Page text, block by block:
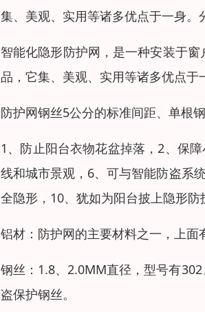
集、美观、实用等诸多优点于一身。
智能化隐形防护网，是一种安装于
品，它集、美观、实用等诸多优点于
防护网钢丝5公分的标准间距、单根
1、防止阳台衣物花盆掉落，2、保
线和城市景观，6、可与智能防盗系
全隐形，10、犹如为阳台披上隐形防
铝材：防护网的主要材料之一，上面
钢丝：1.8、2.0MM直径，型号有
盗保护钢丝。